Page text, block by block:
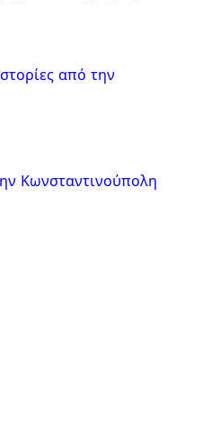
από την
Κωνσταντινούπολη